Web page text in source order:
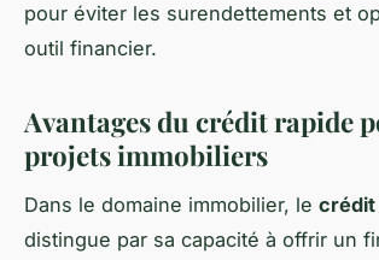
pour éviter les surendettements et
outil financier.
Avantages du crédit rapide
projets immobiliers
Dans le domaine immobilier, le crédit
distingue par sa capacité à offrir un